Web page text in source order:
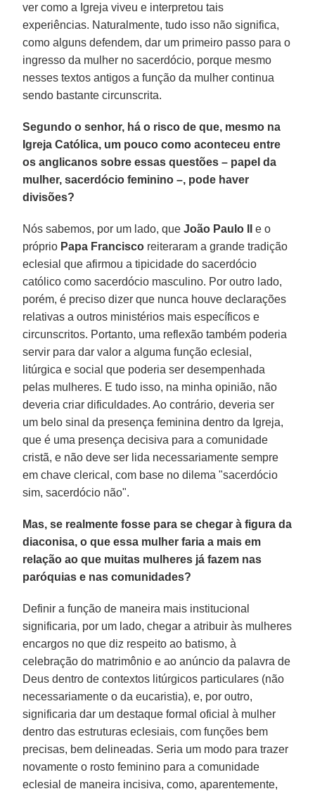
ver como a Igreja viveu e interpretou tais
experiências. Naturalmente, tudo isso não significa,
como alguns defendem, dar um primeiro passo para o
ingresso da mulher no sacerdócio, porque mesmo
nesses textos antigos a função da mulher continua
sendo bastante circunscrita.
Segundo o senhor, há o risco de que, mesmo na
Igreja Católica, um pouco como aconteceu entre
os anglicanos sobre essas questões – papel da
mulher, sacerdócio feminino –, pode haver
divisões?
Nós sabemos, por um lado, queJoão Paulo II
e o
próprio Papa Francisco reiteraram a grande tradição
eclesial que afirmou a tipicidade do sacerdócio
católico como sacerdócio masculino. Por outro lado,
porém, é preciso dizer que nunca houve declarações
relativas a outros ministérios mais específicos e
circunscritos. Portanto, uma reflexão também poderia
servir para dar valor a alguma função eclesial,
litúrgica e social que poderia ser desempenhada
pelas mulheres. E tudo isso, na minha opinião, não
deveria criar dificuldades. Ao contrário, deveria ser
um belo sinal da presença feminina dentro da Igreja,
que é uma presença decisiva para a comunidade
cristã, e não deve ser lida necessariamente sempre
em chave clerical, com base no dilema "sacerdócio
sim, sacerdócio não".
Mas, se realmente fosse para se chegar à figura da
diaconisa, o que essa mulher faria a mais em
relação ao que muitas mulheres já fazem nas
paróquias e nas comunidades?
Definir a função de maneira mais institucional
significaria, por um lado, chegar a atribuir às mulheres
encargos no que diz respeito ao batismo, à
celebração do matrimônio e ao anúncio da palavra de
Deus dentro de contextos litúrgicos particulares (não
necessariamente o da eucaristia), e, por outro,
significaria dar um destaque formal oficial à mulher
dentro das estruturas eclesiais, com funções bem
precisas, bem delineadas. Seria um modo para trazer
novamente o rosto feminino para a comunidade
eclesial de maneira incisiva, como, aparentemente,